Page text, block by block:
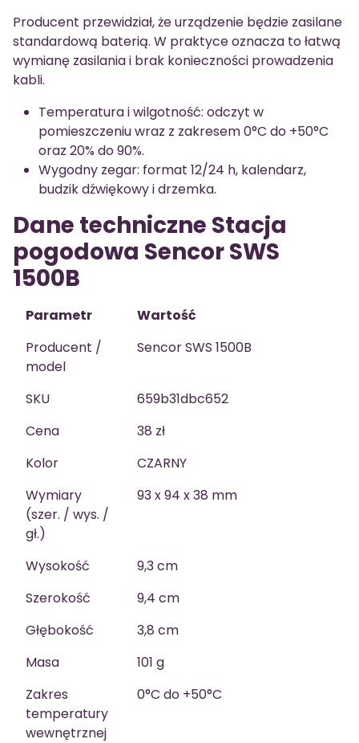
Producent przewidział, że urządzenie będzie zasilane
standardową baterią. W praktyce oznacza to łatwą
wymianę zasilania i brak konieczności prowadzenia
kabli.
Temperatura i wilgotność: odczyt w
pomieszczeniu wraz z zakresem 0°C do +50°C
oraz 20% do 90%.
Wygodny zegar: format 12/24 h, kalendarz,
budzik dźwiękowy i drzemka.
Dane techniczne Stacja
pogodowa Sencor SWS
1500B
Parametr
Wartość
Producent /
model
Sencor SWS 1500B
SKU
659b31dbc652
Cena
38 zł
Kolor
CZARNY
Wymiary
(szer. / wys. /
gł.)
93 x 94 x 38 mm
Wysokość
9,3 cm
Szerokość
9,4 cm
Głębokość
3,8 cm
Masa
101 g
Zakres
temperatury
wewnętrznej
0°C do +50°C